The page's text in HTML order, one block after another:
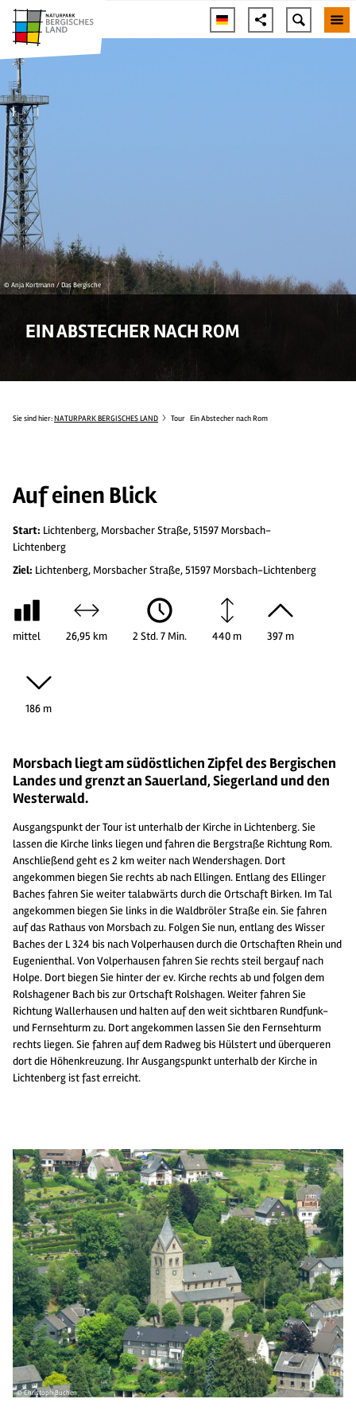
© Anja Kortmann / Das Bergische
EIN ABSTECHER NACH ROM
Sie sind hier:NATURPARK BERGISCHES LAND Tour Ein Abstecher nach Rom
Auf einen Blick
Start: Lichtenberg, Morsbacher Straße, 51597 Morsbach-
Lichtenberg
Ziel: Lichtenberg, Morsbacher Straße, 51597 Morsbach-Lichtenberg
mittel 26,95 km 2 Std. 7 Min. 440 m 397 m
186 m
Morsbach liegt am südöstlichen Zipfel des Bergischen
Landes und grenzt an Sauerland, Siegerland und den
Westerwald.
Ausgangspunkt der Tour ist unterhalb der Kirche in Lichtenberg. Sie
lassen die Kirche links liegen und fahren die Bergstraße Richtung Rom.
Anschließend geht es 2 km weiter nach Wendershagen. Dort
angekommen biegen Sie rechts ab nach Ellingen. Entlang des Ellinger
Baches fahren Sie weiter talabwärts durch die Ortschaft Birken. Im Tal
angekommen biegen Sie links in die Waldbröler Straße ein. Sie fahren
auf das Rathaus von Morsbach zu. Folgen Sie nun, entlang des Wisser
Baches der L 324 bis nach Volperhausen durch die Ortschaften Rhein und
Eugenienthal. Von Volperhausen fahren Sie rechts steil bergauf nach
Holpe. Dort biegen Sie hinter der ev. Kirche rechts ab und folgen dem
Rolshagener Bach bis zur Ortschaft Rolshagen. Weiter fahren Sie
Richtung Wallerhausen und halten auf den weit sichtbaren Rundfunk-
und Fernsehturm zu. Dort angekommen lassen Sie den Fernsehturm
rechts liegen. Sie fahren auf dem Radweg bis Hülstert und überqueren
dort die Höhenkreuzung. Ihr Ausgangspunkt unterhalb der Kirche in
Lichtenberg ist fast erreicht.
© Christoph Buchen